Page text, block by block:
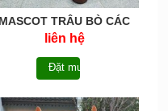
MASCOT TRÂU BÒ CÁC
LOẠI - MCTB016
liên hệ
Đặt mua